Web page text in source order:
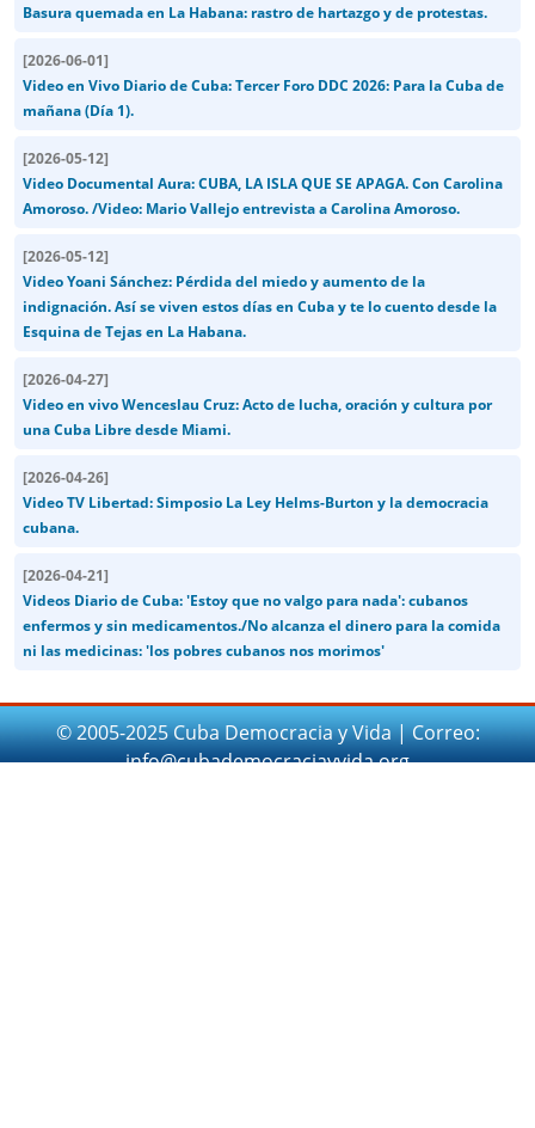
Basura quemada en La Habana: rastro de hartazgo y de protestas.
[2026-06-01]
Video en Vivo Diario de Cuba: Tercer Foro DDC 2026: Para la Cuba de
mañana (Día 1).
[2026-05-12]
Video Documental Aura: CUBA, LA ISLA QUE SE APAGA. Con Carolina
Amoroso. /Video: Mario Vallejo entrevista a Carolina Amoroso.
[2026-05-12]
Video Yoani Sánchez: Pérdida del miedo y aumento de la
indignación. Así se viven estos días en Cuba y te lo cuento desde la
Esquina de Tejas en La Habana.
[2026-04-27]
Video en vivo Wenceslau Cruz: Acto de lucha, oración y cultura por
una Cuba Libre desde Miami.
[2026-04-26]
Video TV Libertad: Simposio La Ley Helms-Burton y la democracia
cubana.
[2026-04-21]
Videos Diario de Cuba: 'Estoy que no valgo para nada': cubanos
enfermos y sin medicamentos./No alcanza el dinero para la comida
ni las medicinas: 'los pobres cubanos nos morimos'
© 2005-2025 Cuba Democracia y Vida | Correo:
info@cubademocraciayvida.org